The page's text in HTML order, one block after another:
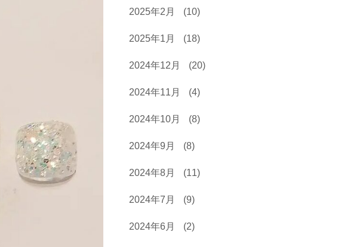
2025年2月 (10)
2025年1月 (18)
2024年12月 (20)
2024年11月 (4)
2024年10月 (8)
2024年9月 (8)
2024年8月 (11)
2024年7月 (9)
2024年6月 (2)